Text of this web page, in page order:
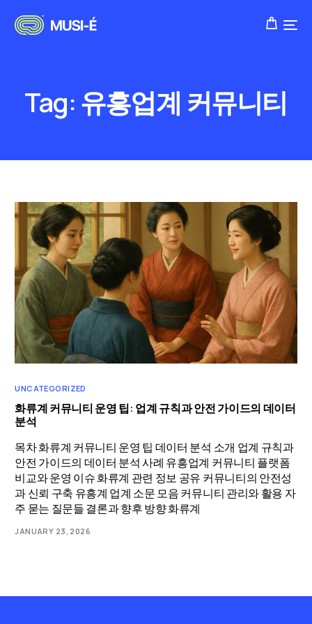
Tag:유흥업계 커뮤니티
UNCATEGORIZED
화류계 커뮤니티 운영 팁: 업계 규칙과 안전 가이드의 데이터
분석
목차 화류계 커뮤니티 운영 팁 데이터 분석 소개 업계 규칙과
안전 가이드의 데이터 분석 사례 유흥업계 커뮤니티 플랫폼
비교와 운영 이슈 화류계 관련 정보 공유 커뮤니티의 안전성
과 신뢰 구축 유흥계 업계 소문 모음 커뮤니티 관리와 활용 자
주 묻는 질문들 결론과 향후 방향 화류계
JANUARY 23, 2026